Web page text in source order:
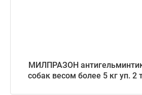
МИЛПРАЗОН
собак весом более 5 кг уп. 2